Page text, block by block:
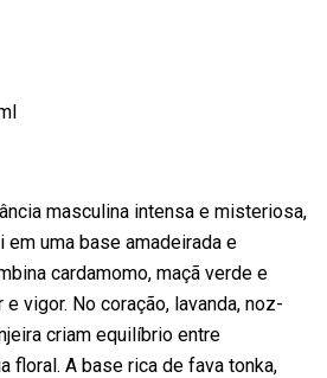
masculina intensa e misteriosa,
em uma base amadeirada e
cardamomo, maçã verde e
vigor. No coração, lavanda, noz-
criam equilíbrio entre
floral. A base rica de fava tonka,